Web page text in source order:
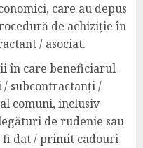
care au depus
de achiziție în
/ asociat.
în care beneficiarul
subcontractanți /
comuni, inclusiv
de rudenie sau
fi dat / primit cadouri